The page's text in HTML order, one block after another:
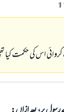
کروائی اس کی حکمت